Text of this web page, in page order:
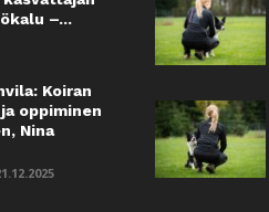
–...
Koiran
oppiminen
Nina